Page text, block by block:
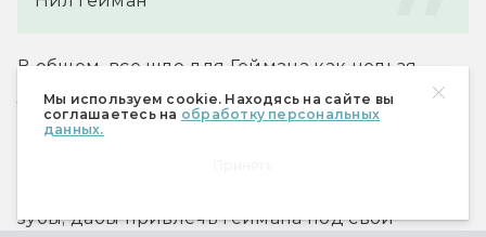
Мы используем cookie. Находясь на сайте вы
соглашаетесь на обработку персональных
данных.
В общем, все шло для Геймана как нельзя
лучше. Были, конечно, и проблемы: Нилу до
смерти хотелось пробиться в Голливуд, но
зубы, дабы привлечь Геймана под свои